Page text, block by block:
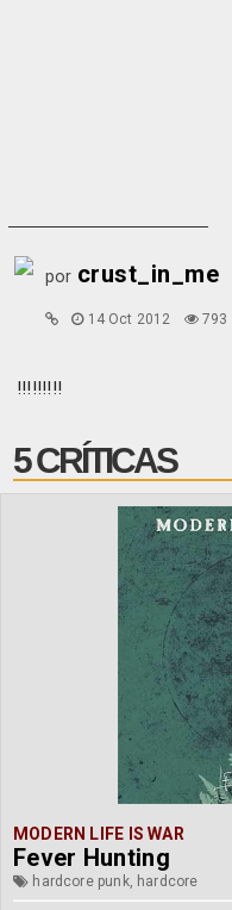
por crust_in_me
14 Oct 2012 793
!!!!!!!!!
5 CRÍTICAS
MODERN LIFE IS WAR
Fever Hunting
hardcore punk, hardcore